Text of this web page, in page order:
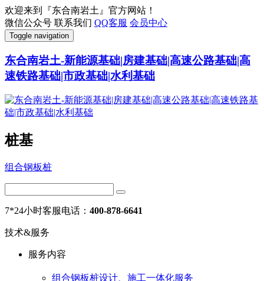
欢迎来到『东合南岩土』官方网站！
微信公众号 联系我们 QQ客服 会员中心
Toggle navigation
东合南岩土-新能源基础|房建基础|高速公路基础|高
速铁路基础|市政基础|水利基础
桩基
组合钢板桩
7*24小时客服电话： 400-878-6641
技术&服务
服务内容
组合钢板桩设计、施工一体化服务